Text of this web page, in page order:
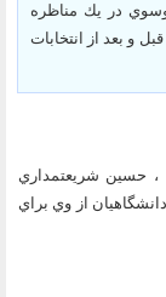
در يك مناظره
و بعد از انتخابات
حسين شريعتمداري
از وي براي